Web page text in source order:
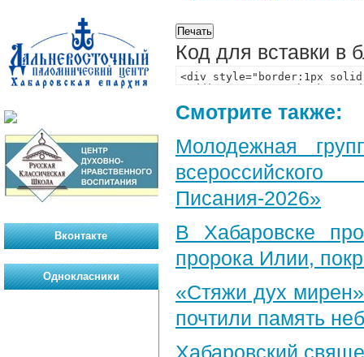
Код для вставки в
Смотрите также:
Молодежная
Писания-2026»
В Хабаровске
пророка Илии,
«Стяжи дух
почтили память
Хабаровский
Вконтакте
Однокласники